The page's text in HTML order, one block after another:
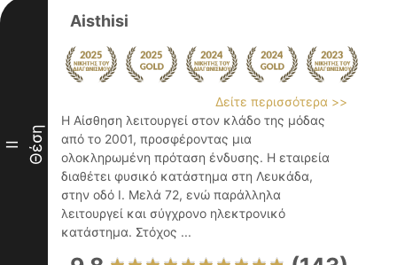
II Θέση
Aisthisi
Δείτε περισσότερα >>
Η Αίσθηση λειτουργεί στον κλάδο της μόδας
από το 2001, προσφέροντας μια
ολοκληρωμένη πρόταση ένδυσης. Η εταιρεία
διαθέτει φυσικό κατάστημα στη Λευκάδα,
στην οδό Ι. Μελά 72, ενώ παράλληλα
λειτουργεί και σύγχρονο ηλεκτρονικό
κατάστημα. Στόχος ...